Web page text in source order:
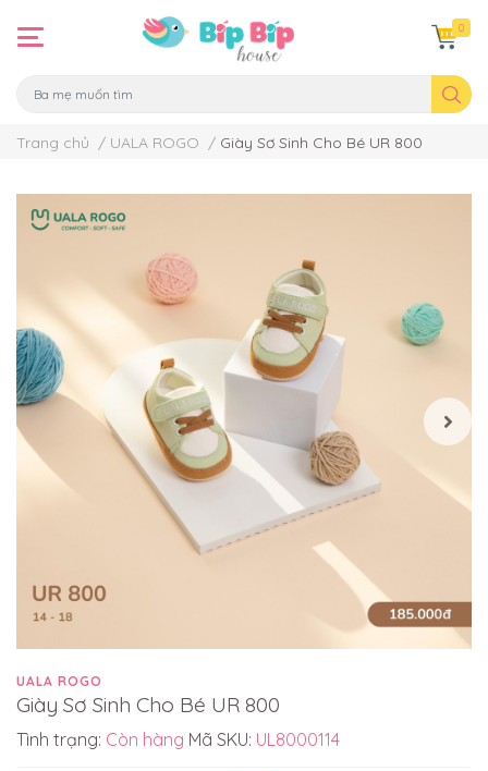
0
Trang chủ / UALA ROGO / Giày Sơ Sinh Cho Bé UR 800
UALA ROGO
Giày Sơ Sinh Cho Bé UR 800
Tình trạng: Còn hàng Mã SKU: UL8000114